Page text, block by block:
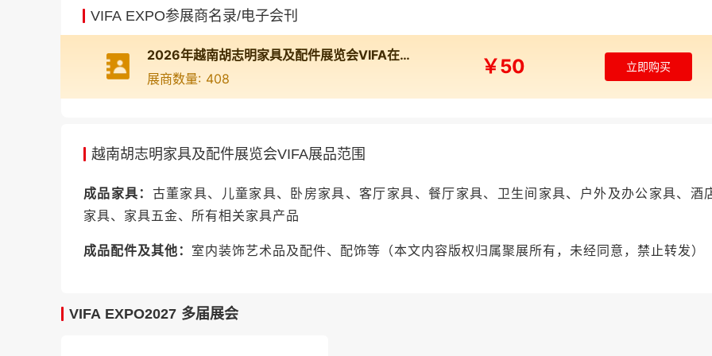
贸易与服务： Vivek Freight Vietnam、Peaktop Furnishings、Hong Yang Industrial
中国参展企业：Jiecang（捷昌驱动）、Henglin Home Furnishing（恒林股份）、Bazhou
Furniture、Haining Davis Trading、Jiangxi Dingzhirong Metal Products
VIFA EXPO参展商名录/电子会刊
2026年越南胡志明家具及配件展览会VIFA在线展商名录
展商数量: 408
￥50 立即购买
越南胡志明家具及配件展览会VIFA展品范围
成品家具： 古董家具、儿童家具、卧房家具、客厅家具、餐厅家具、卫生间家具、户外及办公家具、酒
家具、家具五金、所有相关家具产品
成品配件及其他： 室内装饰艺术品及配件、配饰等 （本文内容版权归属聚展所有，未经同意，禁止转发）
VIFA EXPO2027 多届展会